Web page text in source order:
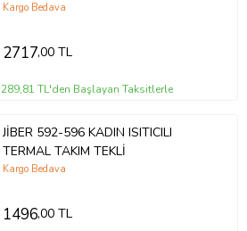
Kargo Bedava
2717,00 TL
289,81 TL'den Başlayan Taksitlerle
JİBER 592-596 KADIN ISITICILI
TERMAL TAKIM TEKLİ
Kargo Bedava
1496,00 TL